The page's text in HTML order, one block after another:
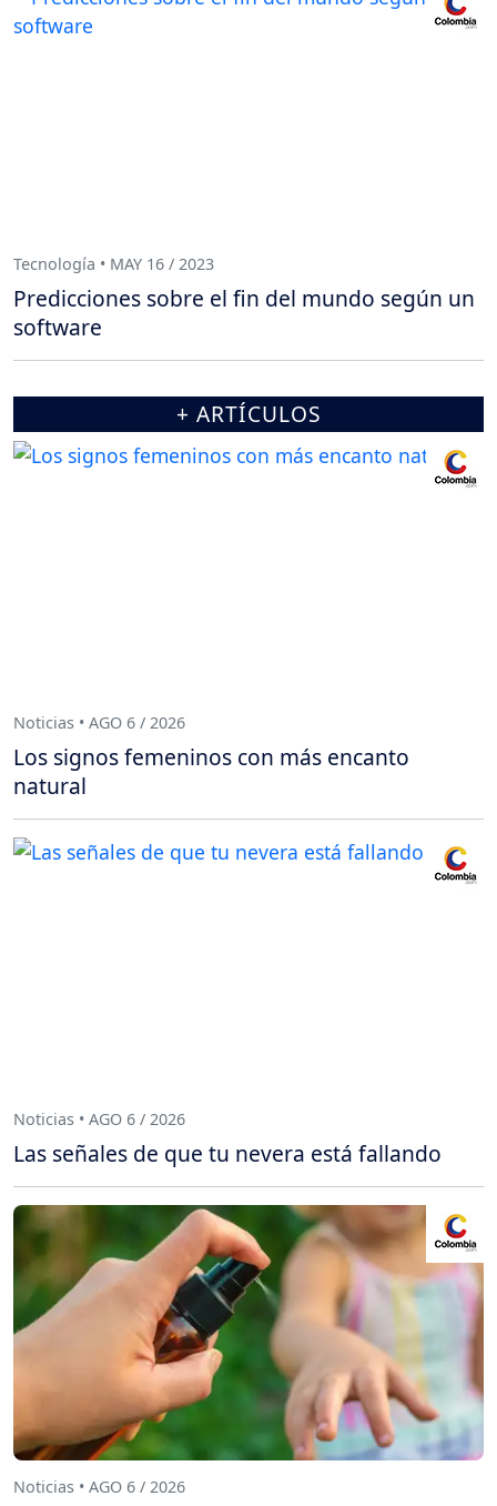
Tecnología • MAY 16 / 2023
Predicciones sobre el fin del mundo según un
software
+ ARTÍCULOS
Noticias • AGO 6 / 2026
Los signos femeninos con más encanto
natural
Noticias • AGO 6 / 2026
Las señales de que tu nevera está fallando
Noticias • AGO 6 / 2026